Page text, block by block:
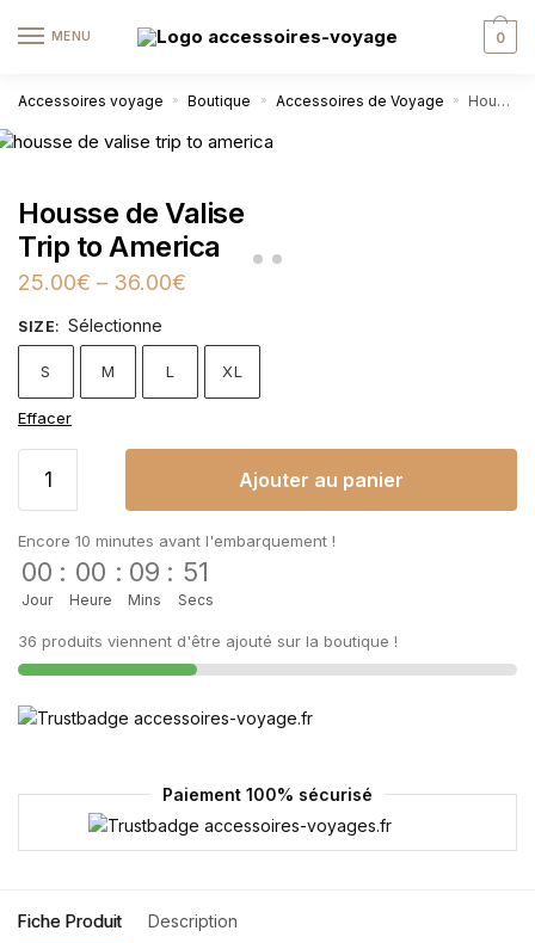
MENU 0
Accessoires voyage » Boutique » Accessoires de Voyage » Housse de Valise Trip to America
Housse de Valise
Trip to America
25.00€ – 36.00€
SIZE: Sélectionne
S M L XL
Effacer
Ajouter au panier
Encore 10 minutes avant l'embarquement !
00
Jour
: 00
Heure
: 09
Mins
: 51
Secs
36 produits viennent d'être ajouté sur la boutique !
Paiement 100% sécurisé
Fiche Produit Description